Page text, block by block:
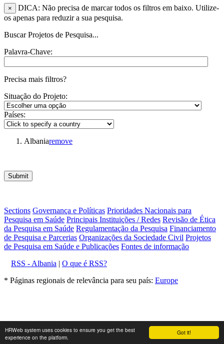
Got it!
HRWeb system uses cookies to ensure you get the best
experience on the platform.
×
DICA: Não precisa de marcar todos os filtros em baixo. Utilize-
os apenas para reduzir a sua pesquisa.
Buscar Projetos de Pesquisa...
Palavra-Chave:
Precisa mais filtros?
Situação do Projeto:
Países:
Albaniaremove
Submit
Sections Governança e Políticas Prioridades Nacionais para
Pesquisa em Saúde Principais Instituições / Redes Revisão de Ética
da Pesquisa em Saúde Regulamentação da Pesquisa Financiamento
de Pesquisa e Parcerias Organizações da Sociedade Civil Projetos
de Pesquisa em Saúde e Publicações Fontes de informação
RSS - Albania | O que é RSS?
* Páginas regionais de relevância para seu país: Europe
Sobre o HRWeb|Aviso| Powered by: